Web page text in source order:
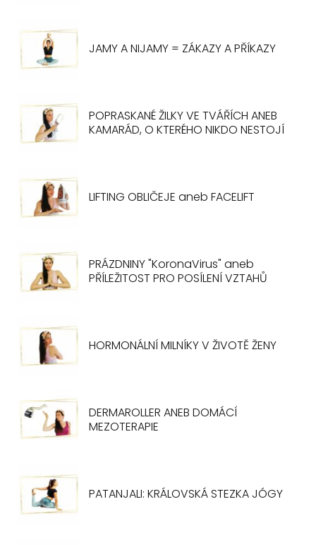
JAMY A NIJAMY = ZÁKAZY A PŘÍKAZY
POPRASKANÉ ŽILKY VE TVÁŘÍCH ANEB
KAMARÁD, O KTERÉHO NIKDO NESTOJÍ
LIFTING OBLIČEJE aneb FACELIFT
PRÁZDNINY "KoronaVirus" aneb
PŘÍLEŽITOST PRO POSÍLENÍ VZTAHŮ
HORMONÁLNÍ MILNÍKY V ŽIVOTĚ ŽENY
DERMAROLLER ANEB DOMÁCÍ
MEZOTERAPIE
PATANJALI: KRÁLOVSKÁ STEZKA JÓGY